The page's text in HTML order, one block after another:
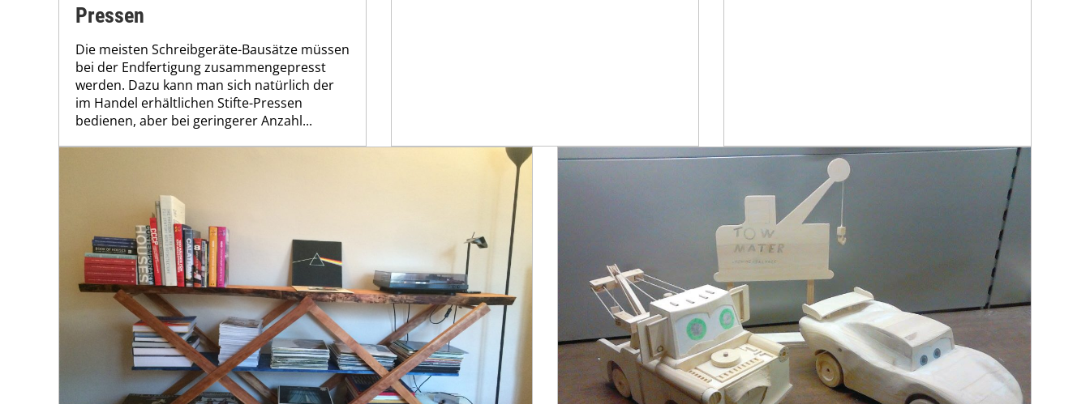
Pressen
Die meisten Schreibgeräte-Bausätze müssen
bei der Endfertigung zusammengepresst
werden. Dazu kann man sich natürlich der
im Handel erhältlichen Stifte-Pressen
bedienen, aber bei geringerer Anzahl...